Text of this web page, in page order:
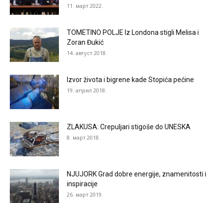
11. март 2022.
TOMETINO POLJE Iz Londona stigli Melisa i
Zoran Đukić
14. август 2018.
Izvor života i bigrene kade Stopića pećine
19. април 2018.
ZLAKUSA: Crepuljari stigoše do UNESKA
8. март 2018.
NJUJORK Grad dobre energije, znamenitosti i
inspiracije
26. март 2019.